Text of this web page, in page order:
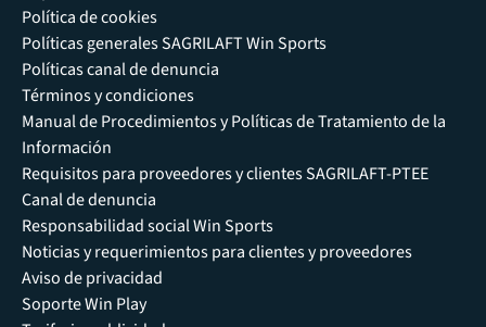
Política de cookies
Políticas generales SAGRILAFT Win Sports
Políticas canal de denuncia
Términos y condiciones
Manual de Procedimientos y Políticas de Tratamiento de la
Información
Requisitos para proveedores y clientes SAGRILAFT-PTEE
Canal de denuncia
Responsabilidad social Win Sports
Noticias y requerimientos para clientes y proveedores
Aviso de privacidad
Soporte Win Play